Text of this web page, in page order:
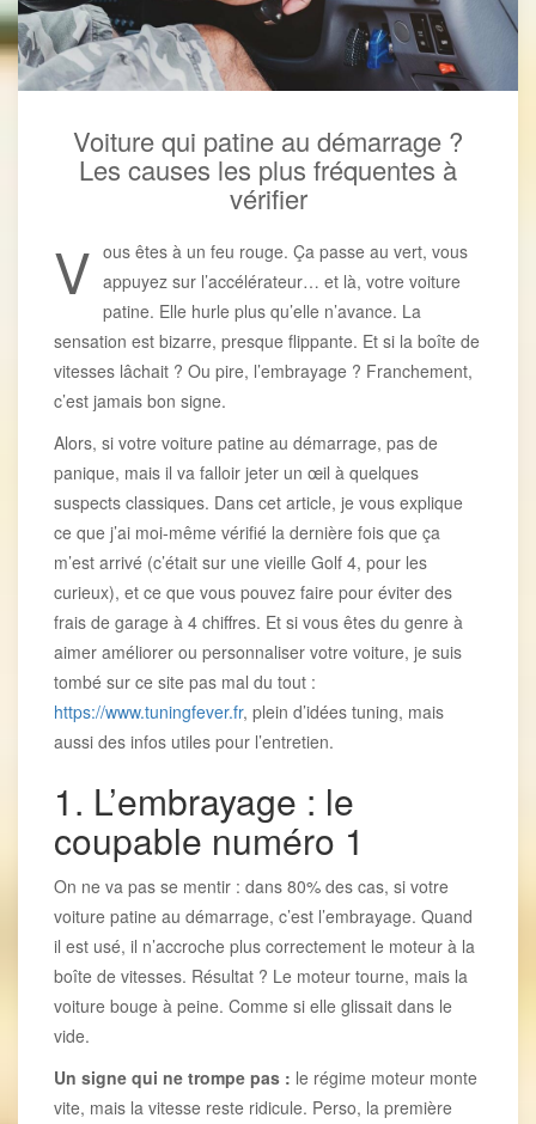
Voiture qui patine au démarrage ?
Les causes les plus fréquentes à
vérifier
V ous êtes à un feu rouge. Ça passe au vert, vous
appuyez sur l’accélérateur… et là, votre voiture
patine. Elle hurle plus qu’elle n’avance. La
sensation est bizarre, presque flippante. Et si la boîte de
vitesses lâchait ? Ou pire, l’embrayage ? Franchement,
c’est jamais bon signe.
Alors, si votre voiture patine au démarrage, pas de
panique, mais il va falloir jeter un œil à quelques
suspects classiques. Dans cet article, je vous explique
ce que j’ai moi-même vérifié la dernière fois que ça
m’est arrivé (c’était sur une vieille Golf 4, pour les
curieux), et ce que vous pouvez faire pour éviter des
frais de garage à 4 chiffres. Et si vous êtes du genre à
aimer améliorer ou personnaliser votre voiture, je suis
tombé sur ce site pas mal du tout :
https://www.tuningfever.fr, plein d’idées tuning, mais
aussi des infos utiles pour l’entretien.
1. L’embrayage : le
coupable numéro 1
On ne va pas se mentir : dans 80% des cas, si votre
voiture patine au démarrage, c’est l’embrayage. Quand
il est usé, il n’accroche plus correctement le moteur à la
boîte de vitesses. Résultat ? Le moteur tourne, mais la
voiture bouge à peine. Comme si elle glissait dans le
vide.
Un signe qui ne trompe pas : le régime moteur monte
vite, mais la vitesse reste ridicule. Perso, la première